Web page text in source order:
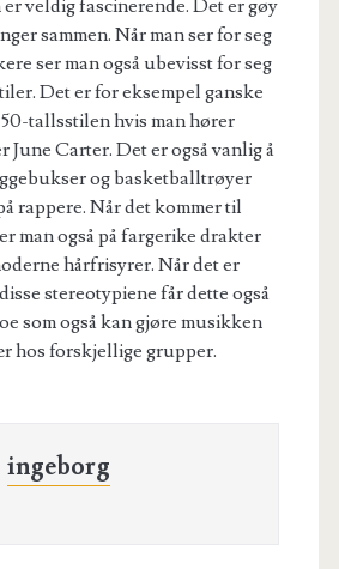
veldig fascinerende. Det er gøy
sammen. Når man ser for seg
ser man også ubevisst for seg
Det er for eksempel ganske
tallsstilen hvis man hører
June Carter. Det er også vanlig å
og basketballtrøyer
rappere. Når det kommer til
man også på fargerike drakter
hårfrisyrer. Når det er
stereotypiene får dette også
som også kan gjøre musikken
hos forskjellige grupper.
ingeborg